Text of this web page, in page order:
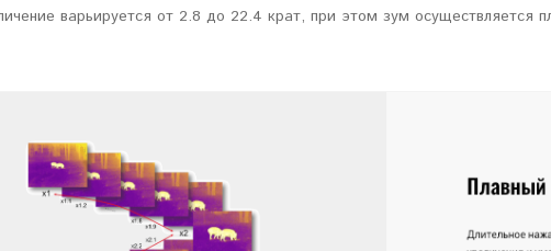
варьируется от 2.8 до 22.4 крат, при этом зум осуществляется